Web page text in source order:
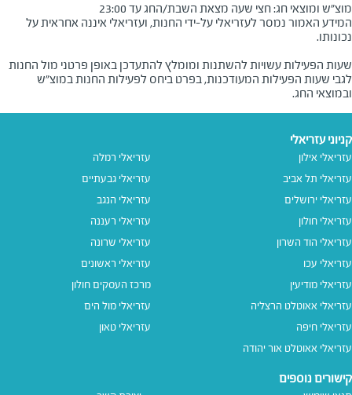
מוצ"ש ומוצאי חג: חצי שעה מצאת השבת/החג עד 23:00
המידע האמור נמסר לעזריאלי על-ידי החנות, ועזריאלי איננה אחראית על
שעות הפעילות עשויות להשתנות ומומלץ להתעדכן באופן פרטני מול החנות
לגבי שעות הפעילות המעודכנות, בפרט ביחס לפעילות החנות במוצ"ש
ובמוצאי החג.
קניוני עזריאלי
עזריאלי אילון
עזריאלי תל אביב
עזריאלי ירושלים
עזריאלי חולון
עזריאלי הוד השרון
עזריאלי עכו
עזריאלי מודיעין
עזריאלי אאוטלט הרצליה
עזריאלי חיפה
עזריאלי אאוטלט אור יהודה
עזריאלי רמלה
עזריאלי גבעתיים
עזריאלי הנגב
עזריאלי רעננה
עזריאלי שרונה
עזריאלי ראשונים
מרכז העסקים חולון
עזריאלי מול הים
עזריאלי טאון
קישורים נוספים